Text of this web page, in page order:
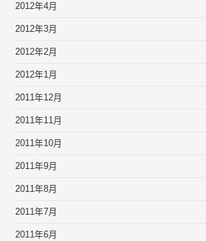
2012年4月
2012年3月
2012年2月
2012年1月
2011年12月
2011年11月
2011年10月
2011年9月
2011年8月
2011年7月
2011年6月